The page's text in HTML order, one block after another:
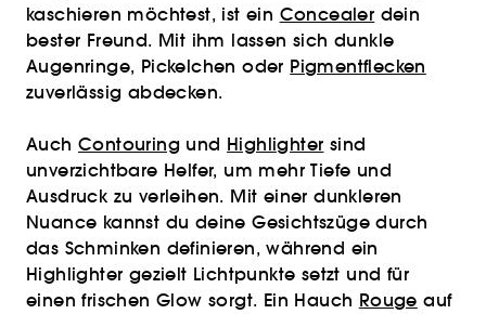
kaschieren möchtest, ist ein Concealer dein
bester Freund. Mit ihm lassen sich dunkle
Augenringe, Pickelchen oder Pigmentflecken
zuverlässig abdecken.
Auch Contouring und Highlighter sind
unverzichtbare Helfer, um mehr Tiefe und
Ausdruck zu verleihen. Mit einer dunkleren
Nuance kannst du deine Gesichtszüge durch
das Schminken definieren, während ein
Highlighter gezielt Lichtpunkte setzt und für
einen frischen Glow sorgt. Ein Hauch Rouge auf